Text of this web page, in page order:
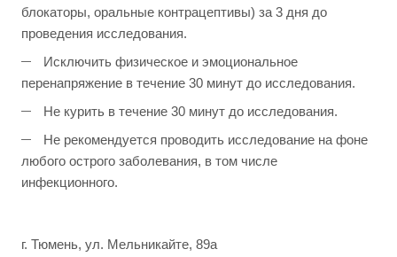
блокаторы, оральные контрацептивы) за 3 дня до
проведения исследования.
Исключить физическое и эмоциональное
перенапряжение в течение 30 минут до исследования.
Не курить в течение 30 минут до исследования.
Не рекомендуется проводить исследование на фоне
любого острого заболевания, в том числе
инфекционного.
г. Тюмень, ул. Мельникайте, 89а